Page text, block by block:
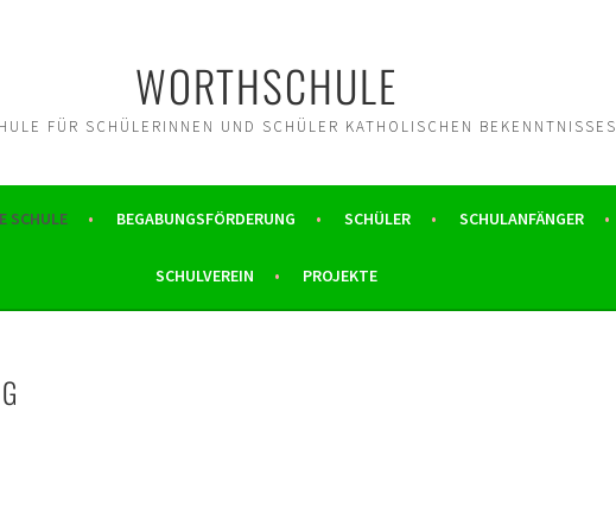
WORTHSCHULE
FÜR SCHÜLERINNEN UND SCHÜLER KATHOLISCHEN BEKENNTNISSES
SCHULE BEGABUNGSFÖRDERUNG SCHÜLER SCHULANFÄNGER
SCHULVEREIN PROJEKTE